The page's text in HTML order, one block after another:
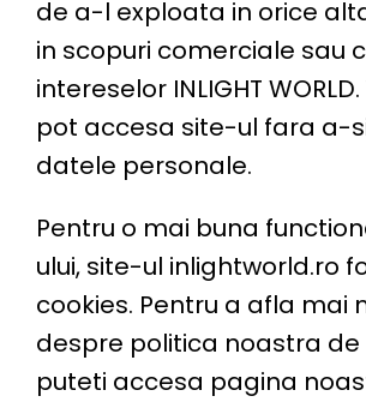
de a-l exploata in orice
in scopuri comerciale sau
intereselor INLIGHT
pot accesa site-ul fara a-
datele personale.
Pentru o mai buna
ului, site-ul inlightworld.ro
cookies. Pentru a afla mai
despre politica noastra de
puteti accesa pagina